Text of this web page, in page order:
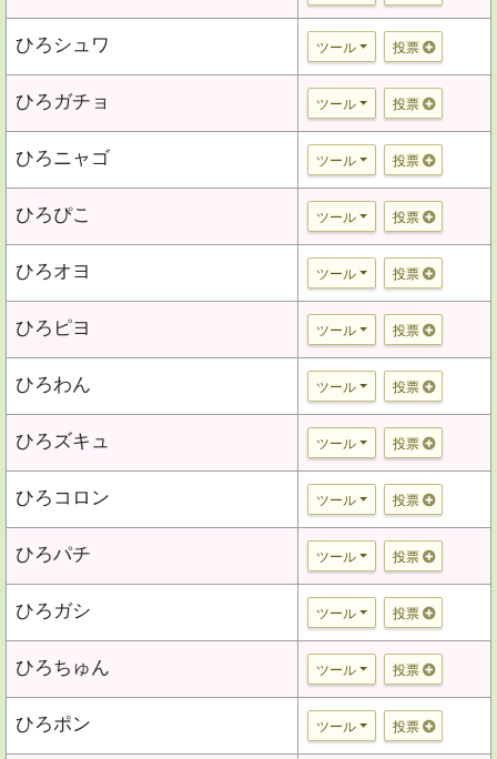
ひろシュワ ツール 投票
ひろガチョ ツール 投票
ひろニャゴ ツール 投票
ひろぴこ ツール 投票
ひろオヨ ツール 投票
ひろピヨ ツール 投票
ひろわん ツール 投票
ひろズキュ ツール 投票
ひろコロン ツール 投票
ひろパチ ツール 投票
ひろガシ ツール 投票
ひろちゅん ツール 投票
ひろポン ツール 投票